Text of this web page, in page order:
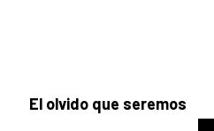
El olvido que seremos